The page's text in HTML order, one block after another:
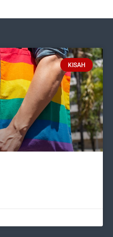
KISAH